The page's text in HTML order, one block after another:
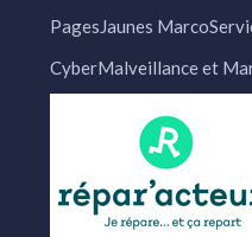
PagesJaunes
CyberMalveillance et